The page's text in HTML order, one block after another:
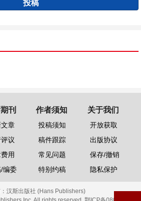
投稿
刊
章
议
用
编委
作者须知
投稿须知
稿件跟踪
常见问题
特别约稿
关于我们
开放获取
出版协议
保存/撤销
隐私保护
汉斯出版社 (Hans Publishers)